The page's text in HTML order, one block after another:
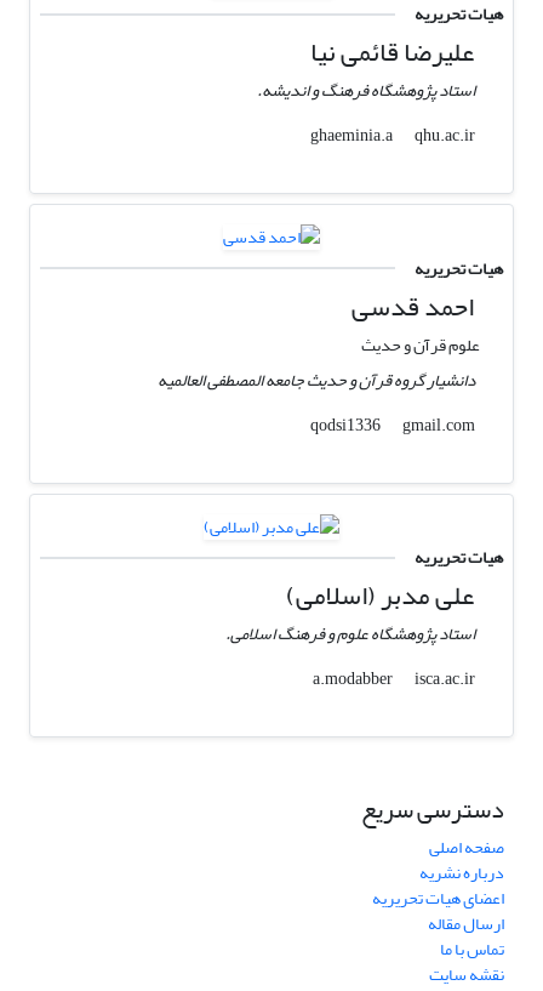
هیات تحریریه
علیرضا قائمی نیا
استاد پژوهشگاه فرهنگ و اندیشه.
ghaeminia.a
qhu.ac.ir
هیات تحریریه
احمد قدسی
علوم قرآن و حدیث
دانشیار گروه قرآن و حدیث جامعه المصطفی العالمیه
qodsi1336
gmail.com
هیات تحریریه
علی مدبر (اسلامی)
استاد پژوهشگاه علوم و فرهنگ اسلامی.
a.modabber
isca.ac.ir
دسترسی سریع
صفحه اصلی
درباره نشریه
اعضای هیات تحریریه
ارسال مقاله
تماس با ما
نقشه سایت